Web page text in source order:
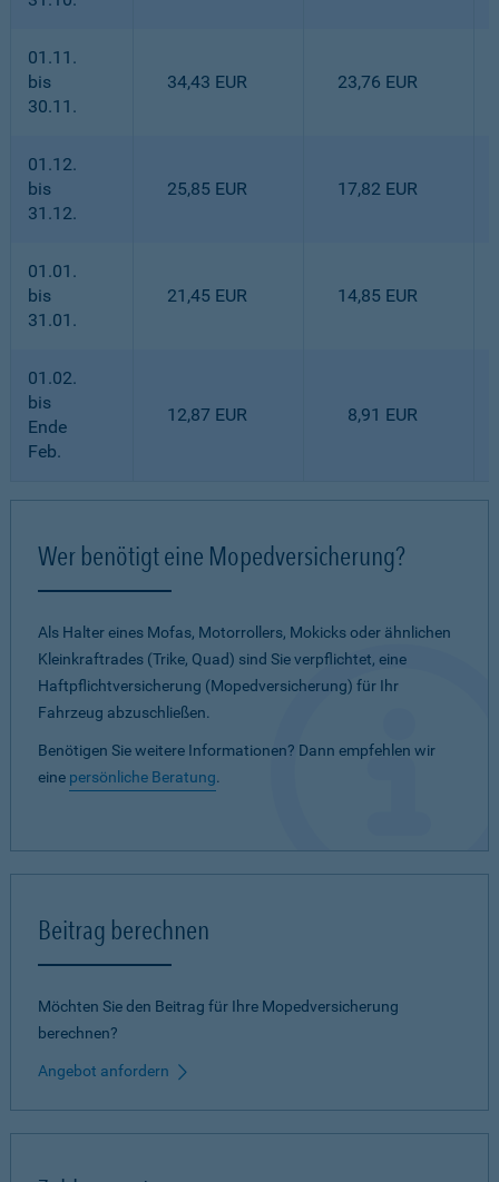
01.11.
bis
30.11.
34,43 EUR 23,76 EUR
01.12.
bis
31.12.
25,85 EUR 17,82 EUR
01.01.
bis
31.01.
21,45 EUR 14,85 EUR
01.02.
bis
Ende
Feb.
12,87 EUR 8,91 EUR
Wer benötigt eine Mopedversicherung?
Als Halter eines Mofas, Motorrollers, Mokicks oder ähnlichen
Kleinkraftrades (Trike, Quad) sind Sie verpflichtet, eine
Haftpflichtversicherung (Mopedversicherung) für Ihr
Fahrzeug abzuschließen.
Benötigen Sie weitere Informationen? Dann empfehlen wir
eine persönliche Beratung.
Beitrag berechnen
Möchten Sie den Beitrag für Ihre Mopedversicherung
berechnen?
Angebot anfordern